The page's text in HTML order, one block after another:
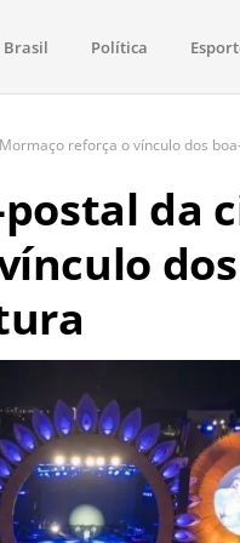
saúde, esportes,
Brasil Política
reforça o vínculo dos
da